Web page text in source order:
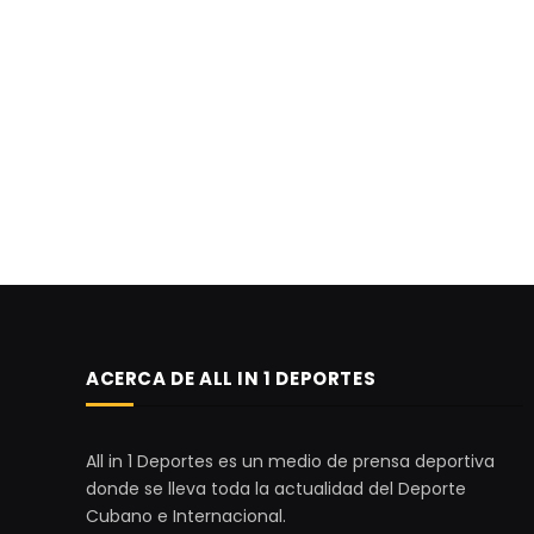
ACERCA DE ALL IN 1 DEPORTES
All in 1 Deportes es un medio de prensa deportiva
donde se lleva toda la actualidad del Deporte
Cubano e Internacional.